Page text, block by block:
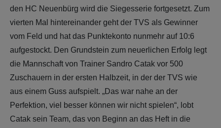
den HC Neuenbürg wird die Siegesserie fortgesetzt. Zum
vierten Mal hintereinander geht der TVS als Gewinner
vom Feld und hat das Punktekonto nunmehr auf 10:6
aufgestockt. Den Grundstein zum neuerlichen Erfolg legt
die Mannschaft von Trainer Sandro Catak vor 500
Zuschauern in der ersten Halbzeit, in der der TVS wie
aus einem Guss aufspielt. „Das war nahe an der
Perfektion, viel besser können wir nicht spielen“, lobt
Catak sein Team, das von Beginn an das Heft in die